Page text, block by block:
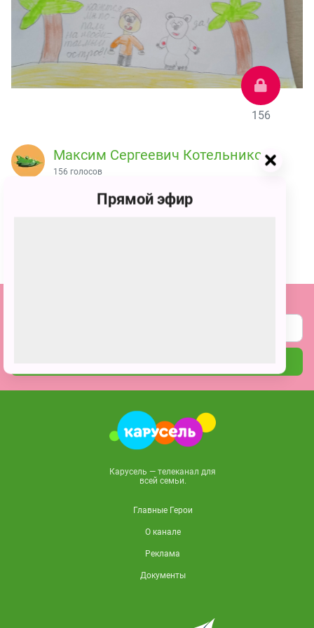
156
Максим Сергеевич Котельников
156 голосов
Умка. Мой любимый мульт мишка! Они с другом
Карусель — телеканал для
всей семьи.
Главные Герои
О канале
Реклама
Документы
Прямой эфир